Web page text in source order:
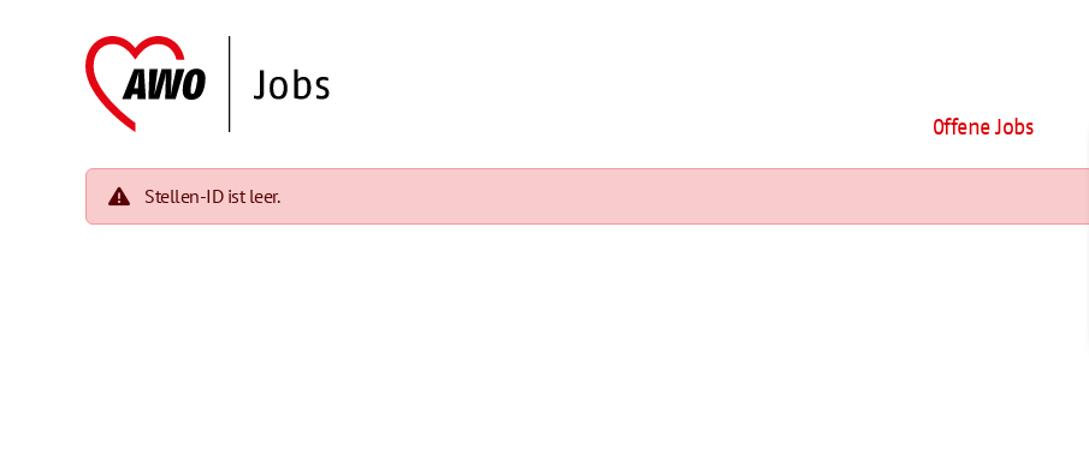
Offene Jobs
Stellen-ID ist leer.